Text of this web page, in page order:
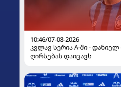
10:46/07-08-2026
კვლავ სერია A-ში -
ღირსებას დაიცავს